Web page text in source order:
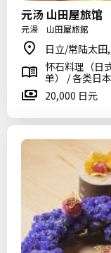
元汤 山田屋旅馆
元湯 山田屋旅館
日立/常陆太
怀石料理（日
单） / 各类日
20,000 日元